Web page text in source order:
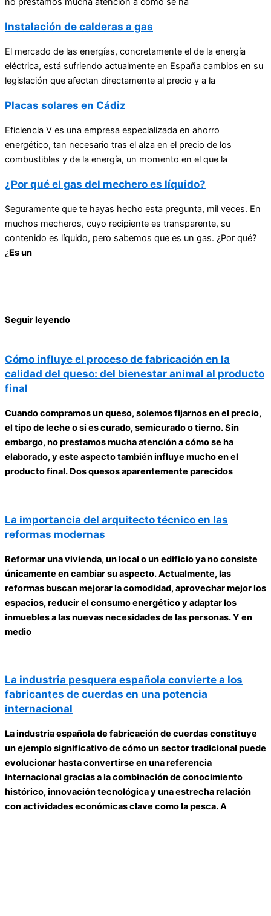
Instalación de calderas a gas
El mercado de las energías, concretamente el de la energía
eléctrica, está sufriendo actualmente en España cambios en su
legislación que afectan directamente al precio y a la
Placas solares en Cádiz
Eficiencia V es una empresa especializada en ahorro
energético, tan necesario tras el alza en el precio de los
combustibles y de la energía, un momento en el que la
¿Por qué el gas del mechero es líquido?
Seguramente que te hayas hecho esta pregunta, mil veces. En
muchos mecheros, cuyo recipiente es transparente, su
contenido es líquido, pero sabemos que es un gas. ¿Por qué?
¿Es un
Seguir leyendo
Cómo influye el proceso de fabricación en la
calidad del queso: del bienestar animal al producto
final
Cuando compramos un queso, solemos fijarnos en el precio,
el tipo de leche o si es curado, semicurado o tierno. Sin
embargo, no prestamos mucha atención a cómo se ha
elaborado, y este aspecto también influye mucho en el
producto final. Dos quesos aparentemente parecidos
La importancia del arquitecto técnico en las
reformas modernas
Reformar una vivienda, un local o un edificio ya no consiste
únicamente en cambiar su aspecto. Actualmente, las
reformas buscan mejorar la comodidad, aprovechar mejor los
espacios, reducir el consumo energético y adaptar los
inmuebles a las nuevas necesidades de las personas. Y en
medio
La industria pesquera española convierte a los
fabricantes de cuerdas en una potencia
internacional
La industria española de fabricación de cuerdas constituye
un ejemplo significativo de cómo un sector tradicional puede
evolucionar hasta convertirse en una referencia
internacional gracias a la combinación de conocimiento
histórico, innovación tecnológica y una estrecha relación
con actividades económicas clave como la pesca. A